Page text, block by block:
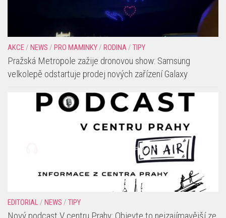
AKCE/ NEWS / PRO MAMINKY/ RODINA/ TIPY
Pražská Metropole zažije dronovou show: Samsung
velkolepě odstartuje prodej nových zařízení Galaxy
EDITORIAL/ NEWS / TIPY
Nový podcast V centru Prahy: Objevte to nejzajímavější ze